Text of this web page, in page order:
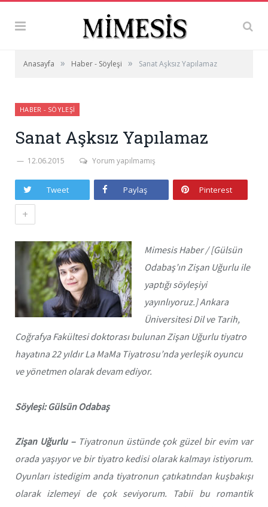
Anasayfa » Haber - Söyleşi » Sanat Aşksız Yapılamaz
HABER - SÖYLEŞI
Sanat Aşksız Yapılamaz
12.06.2015 Yorum yapılmamış
Tweet Paylaş Pinterest
+
Mimesis Haber / [Gülsün
Odabaş’ın Zişan Uğurlu ile
yaptığı söyleşiyi
yayınlıyoruz.]Ankara
Üniversitesi Dil ve Tarih,
Coğrafya Fakültesi doktorası bulunan Zişan Uğurlu tiyatro
hayatına 22 yıldır La MaMa Tiyatrosu’nda yerleşik oyuncu
ve yönetmen olarak devam ediyor.
Söyleşi: Gülsün Odabaş
Zişan Uğurlu –Tiyatronun üstünde çok güzel bir evim var
orada yaşıyor ve bir tiyatro kedisi olarak kalmayı istiyorum.
Oyunları istedigim anda tiyatronun çatıkatından kuşbakışı
olarak izlemeyi de çok seviyorum. Tabii bu romantik